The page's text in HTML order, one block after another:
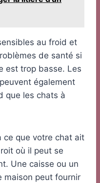
au froid et
de santé si
est trop basse. Les
également
que les chats à
ce que votre chat ait
où il peut se
Une caisse ou un
maison peut fournir